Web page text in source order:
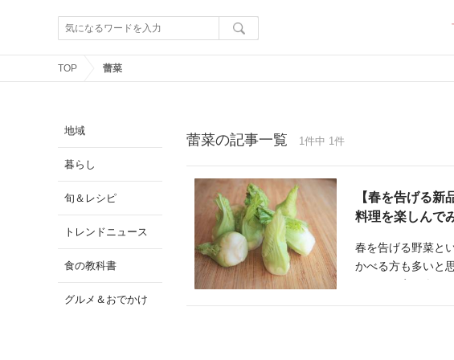
TOP 蕾菜
地域
暮らし
旬＆レシピ
トレンドニュース
食の教科書
グルメ＆おでかけ
蕾菜の記事一覧 1件中 1件
【春を告げる新
料理を楽しんで
春を告げる野菜と
かべる方も多いと
んな方に試してい